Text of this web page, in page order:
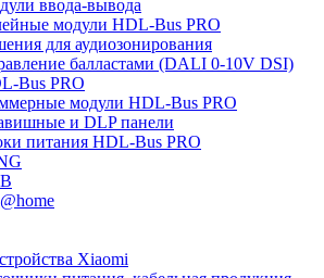
ввода-вывода
модули HDL-Bus PRO
для аудиозонирования
балластами (DALI 0-10V DSI)
Bus PRO
модули HDL-Bus PRO
и DLP панели
питания HDL-Bus PRO
Xiaomi